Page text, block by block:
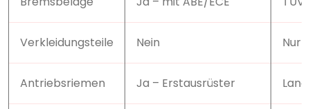
Verkleidungsteile Nein Nur
Antriebsriemen Ja – Erstausrüster